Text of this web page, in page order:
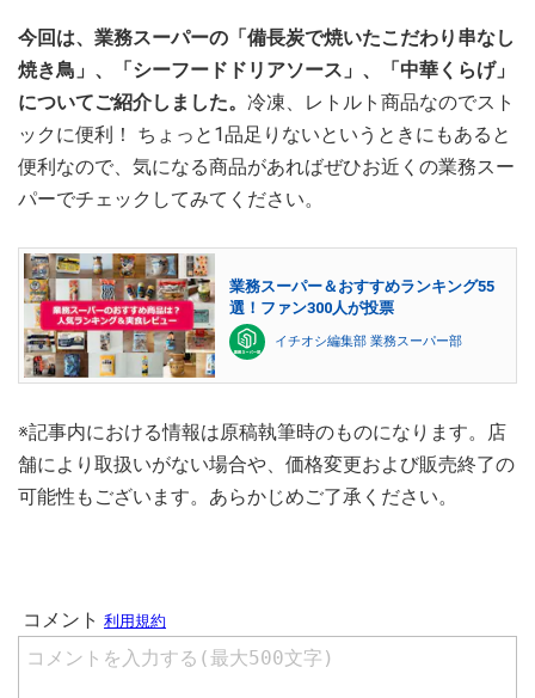
今回は、業務スーパーの「備長炭で焼いたこだわり串なし
焼き鳥」、「シーフードドリアソース」、「中華くらげ」
についてご紹介しました。 冷凍、レトルト商品なのでスト
ックに便利！ ちょっと1品足りないというときにもあると
便利なので、気になる商品があればぜひお近くの業務スー
パーでチェックしてみてください。
業務スーパー＆おすすめランキング55
選！ファン300人が投票
イチオシ編集部 業務スーパー部
※記事内における情報は原稿執筆時のものになります。店
舗により取扱いがない場合や、価格変更および販売終了の
可能性もございます。あらかじめご了承ください。